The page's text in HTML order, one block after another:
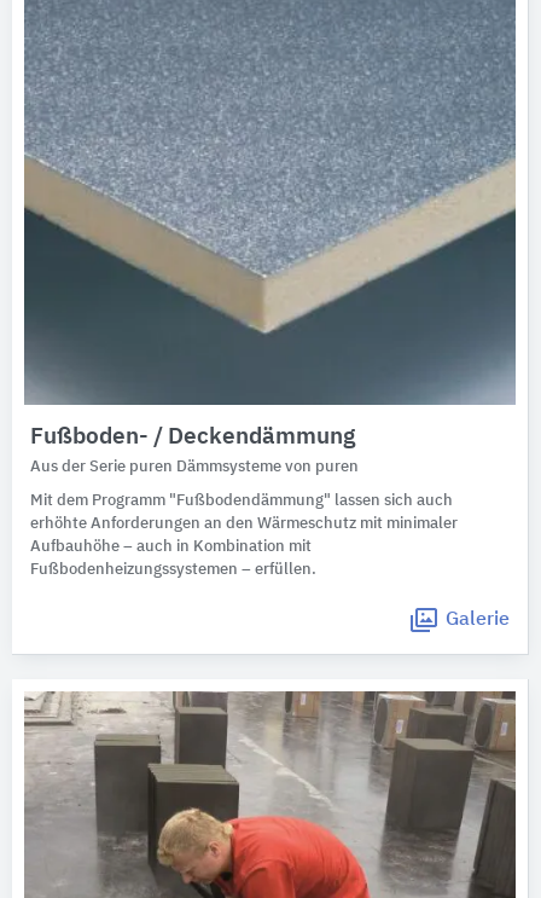
Fußboden- / Deckendämmung
Aus der Serie puren Dämmsysteme von puren
Mit dem Programm "Fußbodendämmung" lassen sich auch
erhöhte Anforderungen an den Wärmeschutz mit minimaler
Aufbauhöhe – auch in Kombination mit
Fußbodenheizungssystemen – erfüllen.
Galerie